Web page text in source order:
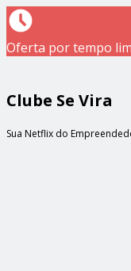
Oferta por tempo
Clube Se Vira
Sua Netflix do